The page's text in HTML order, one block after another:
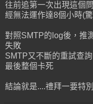
往前追第一次出現這個
經無法運作達8個小時(
對照SMTP的log後，推
失敗
SMTP又不斷的重試查
最後整個卡死
結論就是....禮拜一要特